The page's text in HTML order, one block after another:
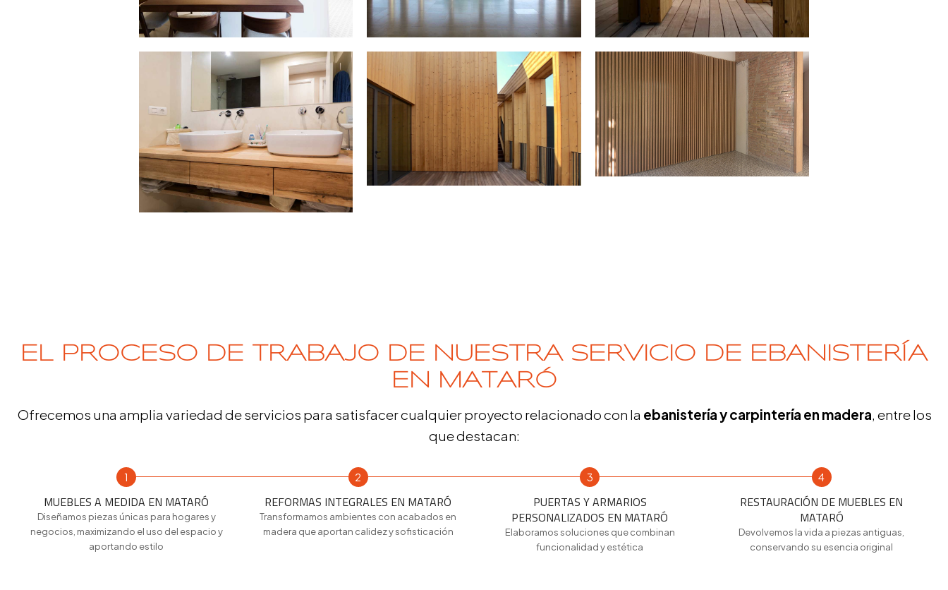
EL PROCESO DE TRABAJO DE NUESTRA SERVICIO DE EBANISTERÍA
EN MATARÓ
Ofrecemos una amplia variedad de servicios para satisfacer cualquier proyecto relacionado con la ebanistería y carpintería en madera, entre los
que destacan:
1
MUEBLES A MEDIDA EN MATARÓ
Diseñamos piezas únicas para hogares y
negocios, maximizando el uso del espacio y
aportando estilo
2
REFORMAS INTEGRALES EN MATARÓ
Transformamos ambientes con acabados en
madera que aportan calidez y sofisticación
3
PUERTAS Y ARMARIOS
PERSONALIZADOS EN MATARÓ
Elaboramos soluciones que combinan
funcionalidad y estética
4
RESTAURACIÓN DE MUEBLES EN
MATARÓ
Devolvemos la vida a piezas antiguas,
conservando su esencia original